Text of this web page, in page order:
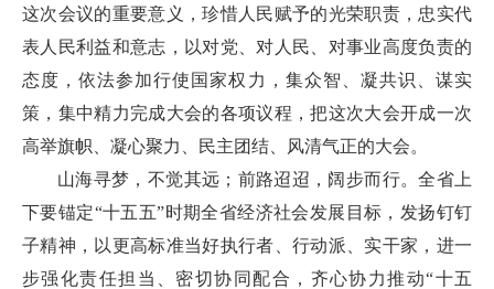
这次会议的重要意义，珍惜人民赋予的光荣职责，忠实代
表人民利益和意志，以对党、对人民、对事业高度负责的
态度，依法参加行使国家权力，集众智、凝共识、谋实
策，集中精力完成大会的各项议程，把这次大会开成一次
高举旗帜、凝心聚力、民主团结、风清气正的大会。
山海寻梦，不觉其远；前路迢迢，阔步而行。全省上
下要锚定“十五五”时期全省经济社会发展目标，发扬钉钉
子精神，以更高标准当好执行者、行动派、实干家，进一
步强化责任担当、密切协同配合，齐心协力推动“十五